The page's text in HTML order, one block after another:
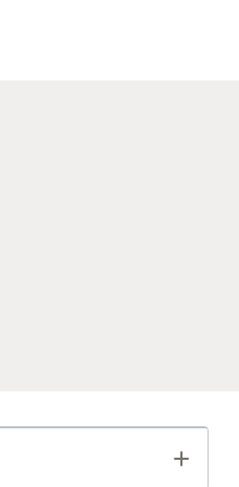
Toggle